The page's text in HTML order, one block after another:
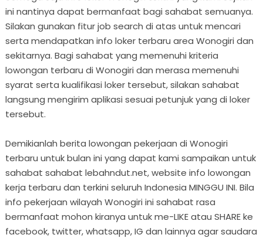
ini nantinya dapat bermanfaat bagi sahabat semuanya.
Silakan gunakan fitur job search di atas untuk mencari
serta mendapatkan info loker terbaru area Wonogiri dan
sekitarnya. Bagi sahabat yang memenuhi kriteria
lowongan terbaru di Wonogiri dan merasa memenuhi
syarat serta kualifikasi loker tersebut, silakan sahabat
langsung mengirim aplikasi sesuai petunjuk yang di loker
tersebut.
Demikianlah berita lowongan pekerjaan di Wonogiri
terbaru untuk bulan ini yang dapat kami sampaikan untuk
sahabat sahabat lebahndut.net, website info lowongan
kerja terbaru dan terkini seluruh Indonesia MINGGU INI. Bila
info pekerjaan wilayah Wonogiri ini sahabat rasa
bermanfaat mohon kiranya untuk me-LIKE atau SHARE ke
facebook, twitter, whatsapp, IG dan lainnya agar saudara